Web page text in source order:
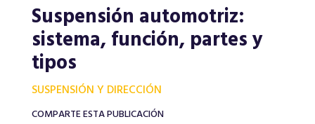
Suspensión automotriz:
sistema, función, partes y
tipos
SUSPENSIÓN Y DIRECCIÓN
COMPARTE ESTA PUBLICACIÓN